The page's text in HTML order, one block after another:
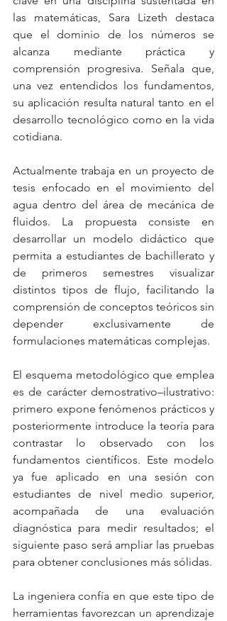
las matemáticas, Sara Lizeth destaca
que el dominio de los números se
alcanza mediante práctica y
comprensión progresiva. Señala que,
una vez entendidos los fundamentos,
su aplicación resulta natural tanto en el
desarrollo tecnológico como en la vida
cotidiana.
Actualmente trabaja en un proyecto de
tesis enfocado en el movimiento del
agua dentro del área de mecánica de
fluidos. La propuesta consiste en
desarrollar un modelo didáctico que
permita a estudiantes de bachillerato y
de primeros semestres visualizar
distintos tipos de flujo, facilitando la
comprensión de conceptos teóricos sin
depender exclusivamente de
formulaciones matemáticas complejas.
El esquema metodológico que emplea
es de carácter demostrativo–ilustrativo:
primero expone fenómenos prácticos y
posteriormente introduce la teoría para
contrastar lo observado con los
fundamentos científicos. Este modelo
ya fue aplicado en una sesión con
estudiantes de nivel medio superior,
acompañada de una evaluación
diagnóstica para medir resultados; el
siguiente paso será ampliar las pruebas
para obtener conclusiones más sólidas.
La ingeniera confía en que este tipo de
herramientas favorezcan un aprendizaje